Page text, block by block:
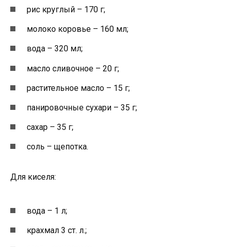
рис круглый – 170 г;
молоко коровье – 160 мл;
вода – 320 мл;
масло сливочное – 20 г;
растительное масло – 15 г;
панировочные сухари – 35 г;
сахар – 35 г;
соль – щепотка.
Для киселя:
вода – 1 л;
крахмал 3 ст. л.;